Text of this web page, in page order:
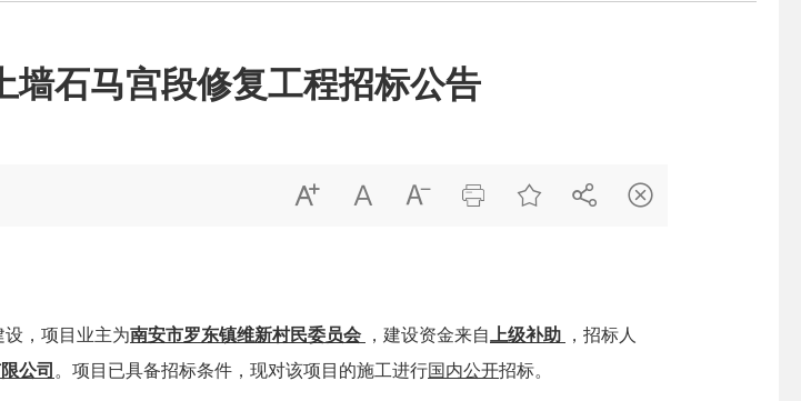
墙石马宫段修复工程招标公告
      
设，项目业主为南安市罗东镇维新村民委员会 ，建设资金来自 上级补助
，招标人
公司 。项目已具备招标条件，现对该项目的施工进行国内公开招标。